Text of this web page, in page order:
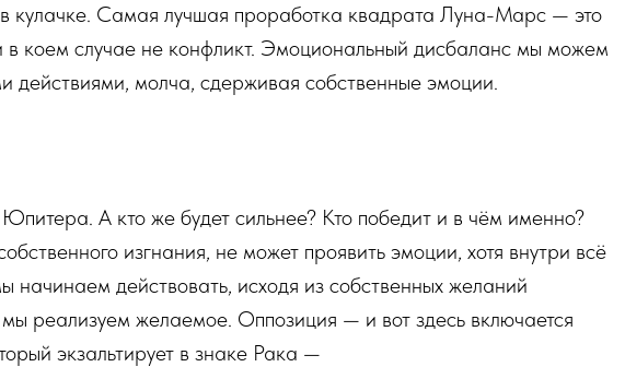
кулачке. Самая лучшая проработка квадрата Луна-Марс — это
в коем случае не конфликт. Эмоциональный дисбаланс мы можем
действиями, молча, сдерживая собственные эмоции.
А кто же будет сильнее? Кто победит и в чём именно?
изгнания, не может проявить эмоции, хотя внутри всё
начинаем действовать, исходя из собственных желаний
мы реализуем желаемое. Оппозиция — и вот здесь включается
экзальтирует в знаке Рака —